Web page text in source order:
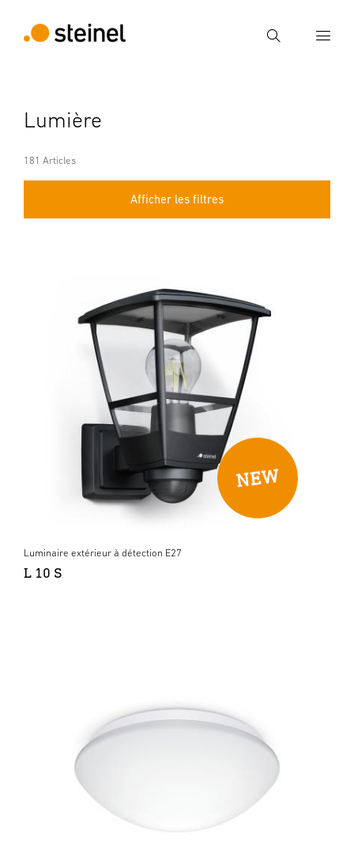
Recherche
Recherche
Lumière
181 Articles
Afficher les filtres
Luminaire extérieur à détection E27
L 10 S